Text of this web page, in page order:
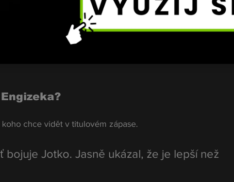
chce vidět v titulovém zápase.
bojuje Jotko. Jasně ukázal, že je lepší než